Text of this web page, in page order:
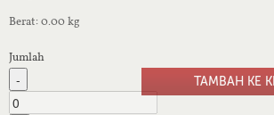
Berat: 0.00 kg
Jumlah
-